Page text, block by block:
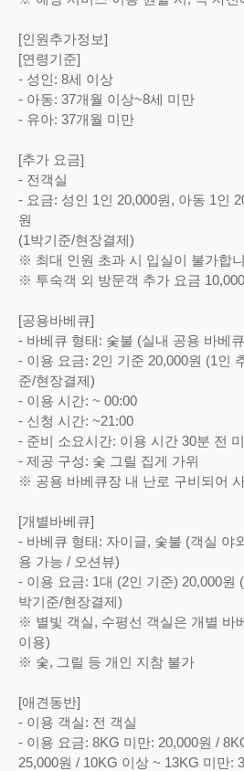
[인원추가정보]
[연령기준]
- 성인: 8세 이상
- 아동: 37개월 이상~8세 미만
- 유아: 37개월 미만
[추가 요금]
- 전객실
- 요금: 성인 1인 20,000원, 아동 1인
원
(1박기준/현장결제)
※ 최대 인원 초과 시 입실이 불가합
※ 투숙객 외 방문객 추가 요금
[공용바베큐]
- 바베큐 형태: 숯불 (실내 공용 바베
- 이용 요금: 2인 기준 20,000원 (1인
준/현장결제)
- 이용 시간: ~ 00:00
- 신청 시간: ~21:00
- 준비 소요시간: 이용 시간 30분 전
- 제공 구성: 숯 그릴 집게 가위
※ 공용 바베큐장 내 난로 구비되어
[개별바베큐]
- 바베큐 형태: 자이글, 숯불 (객실 야
용 가능 / 오션뷰)
- 이용 요금: 1대 (2인 기준) 20,000원
박기준/현장결제)
※ 별빛 객실, 수평선 객실은 개별 바
이용)
※ 숯, 그릴 등 개인 지참 불가
[애견동반]
- 이용 객실: 전 객실
- 이용 요금: 8KG 미만: 20,000원 /
25,000원 / 10KG 이상 ~ 13KG 미만: